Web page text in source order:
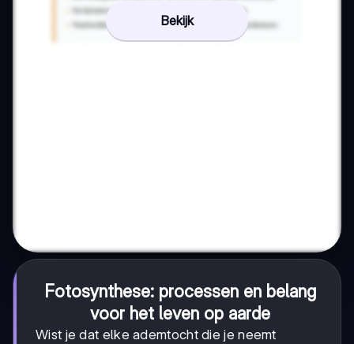
Bekijk
Fotosynthese: processen en belang
voor het leven op aarde
Wist je dat elke ademtocht die je neemt